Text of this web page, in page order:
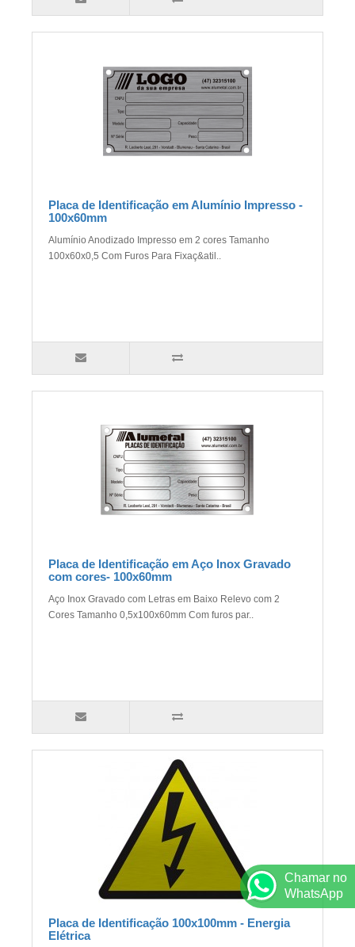
Placa de Identificação em Alumínio Impresso -
100x60mm
Alumínio Anodizado Impresso em 2 cores Tamanho
100x60x0,5 Com Furos Para Fixaç&atil..
Placa de Identificação em Aço Inox Gravado
com cores- 100x60mm
Aço Inox Gravado com Letras em Baixo Relevo com 2
Cores Tamanho 0,5x100x60mm Com furos par..
Placa de Identificação 100x100mm - Energia
Elétrica
Chamar no
WhatsApp